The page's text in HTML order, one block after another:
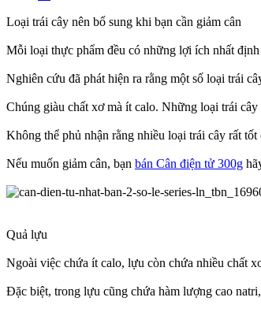
Loại trái cây nên bổ sung khi bạn cần giảm cân
Mỗi loại thực phẩm đều có những lợi ích nhất
Nghiên cứu đã phát hiện ra rằng một số loại trái
Chúng giàu chất xơ mà ít calo. Những loại trái
Không thể phủ nhận rằng nhiều loại trái cây rất tốt
Nếu muốn giảm cân, bạn bán Cân điện tử 300g
Quả lựu
Ngoài việc chứa ít calo, lựu còn chứa nhiều chất
Đặc biệt, trong lựu cũng chứa hàm lượng cao